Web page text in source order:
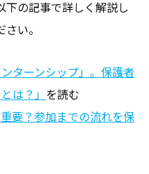
下の記事で詳しく解説し
い。
ターンシップ」。保護者
は？」 を読む
要？参加までの流れを保